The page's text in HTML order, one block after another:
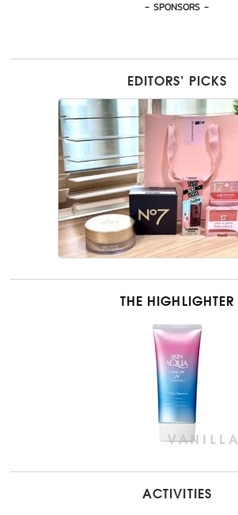
- SPONSORS -
EDITORS’ PICKS
THE HIGHLIGHTER
ACTIVITIES